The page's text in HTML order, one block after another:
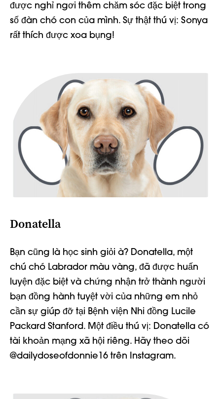
được nghỉ ngơi thêm chăm sóc đặc biệt trong
số đàn chó con của mình. Sự thật thú vị: Sonya
rất thích được xoa bụng!
Donatella
Bạn cũng là học sinh giỏi à? Donatella, một
chú chó Labrador màu vàng, đã được huấn
luyện đặc biệt và chứng nhận trở thành người
bạn đồng hành tuyệt vời của những em nhỏ
cần sự giúp đỡ tại Bệnh viện Nhi đồng Lucile
Packard Stanford. Một điều thú vị: Donatella có
tài khoản mạng xã hội riêng. Hãy theo dõi
@dailydoseofdonnie16 trên Instagram.